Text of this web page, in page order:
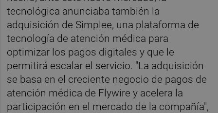
tecnológica anunciaba también la
adquisición de Simplee, una plataforma de
tecnología de atención médica para
optimizar los pagos digitales y que le
permitirá escalar el servicio. "La adquisición
se basa en el creciente negocio de pagos de
atención médica de Flywire y acelera la
participación en el mercado de la compañía",